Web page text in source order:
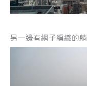
另一邊有網子編織的